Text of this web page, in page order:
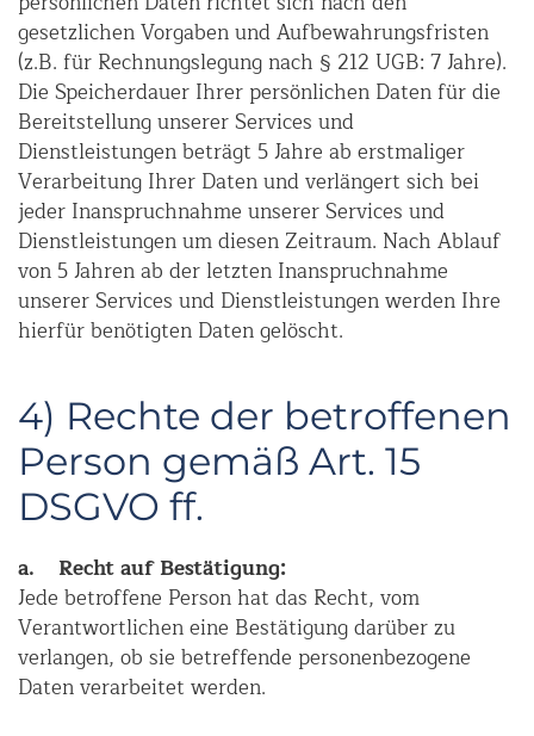
gesetzlichen Vorgaben und Aufbewahrungsfristen
(z.B. für Rechnungslegung nach § 212 UGB: 7 Jahre).
Die Speicherdauer Ihrer persönlichen Daten für die
Bereitstellung unserer Services und
Dienstleistungen beträgt 5 Jahre ab erstmaliger
Verarbeitung Ihrer Daten und verlängert sich bei
jeder Inanspruchnahme unserer Services und
Dienstleistungen um diesen Zeitraum. Nach Ablauf
von 5 Jahren ab der letzten Inanspruchnahme
unserer Services und Dienstleistungen werden Ihre
hierfür benötigten Daten gelöscht.
4) Rechte der betroffenen
Person gemäß Art. 15
DSGVO ff.
a. Recht auf Bestätigung:
Jede betroffene Person hat das Recht, vom
Verantwortlichen eine Bestätigung darüber zu
verlangen, ob sie betreffende personenbezogene
Daten verarbeitet werden.